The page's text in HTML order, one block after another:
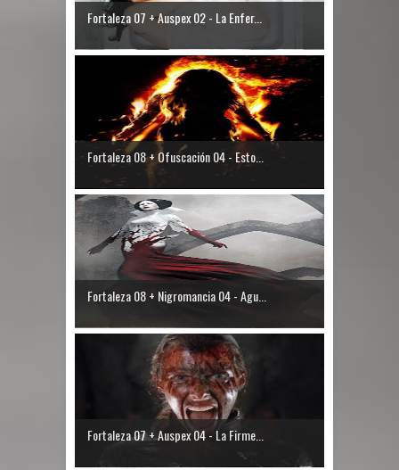
Fortaleza 07 + Auspex 02 - La Enfer...
Fortaleza 08 + Ofuscación 04 - Esto...
Fortaleza 08 + Nigromancia 04 - Agu...
Fortaleza 07 + Auspex 04 - La Firme...